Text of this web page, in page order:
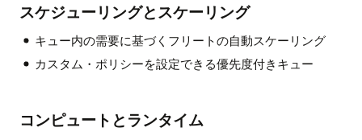
スケジューリングとスケーリング
キュー内の需要に基づくフリートの自動スケーリング
カスタム・ポリシーを設定できる優先度付きキュー
コンピュートとランタイム